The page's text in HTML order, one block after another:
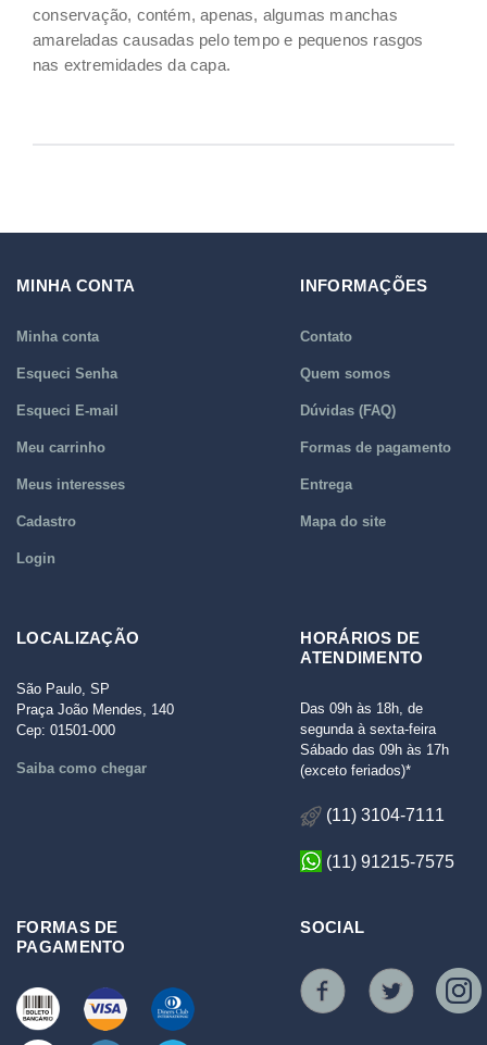
conservação, contém, apenas, algumas manchas
amareladas causadas pelo tempo e pequenos rasgos
nas extremidades da capa.
MINHA CONTA
Minha conta
Esqueci Senha
Esqueci E-mail
Meu carrinho
Meus interesses
Cadastro
Login
INFORMAÇÕES
Contato
Quem somos
Dúvidas (FAQ)
Formas de pagamento
Entrega
Mapa do site
LOCALIZAÇÃO
São Paulo, SP
Praça João Mendes, 140
Cep: 01501-000
Saiba como chegar
HORÁRIOS DE
ATENDIMENTO
Das 09h às 18h, de
segunda à sexta-feira
Sábado das 09h às 17h
(exceto feriados)*
(11) 3104-7111
(11) 91215-7575
FORMAS DE
PAGAMENTO
SOCIAL